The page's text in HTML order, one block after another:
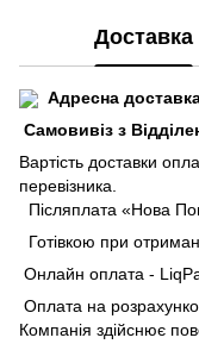
Доставка
Адресна
Самовивіз з
Вартість доставки
перевізника.
Післяплата «Нова
Готівкою при
Онлайн оплата -
Оплата на
Компанія здійснює